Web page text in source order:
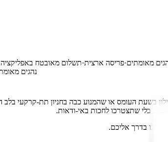
תשלום מאובטח פריסה ארצית· נהגים מאומתים·
·
נהגים
בלי שתצטרכו לחכות באי-ודאות.
אנחנו בדרך אליכם.